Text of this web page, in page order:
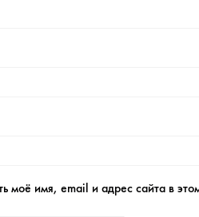
моё имя, email и адрес сайта в